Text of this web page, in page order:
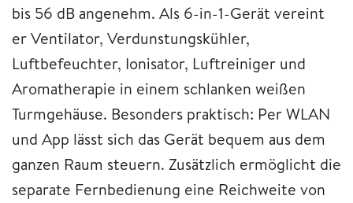
bis 56 dB angenehm. Als 6-in-1-Gerät vereint
er Ventilator, Verdunstungskühler,
Luftbefeuchter, Ionisator, Luftreiniger und
Aromatherapie in einem schlanken weißen
Turmgehäuse. Besonders praktisch: Per WLAN
und App lässt sich das Gerät bequem aus dem
ganzen Raum steuern. Zusätzlich ermöglicht die
separate Fernbedienung eine Reichweite von